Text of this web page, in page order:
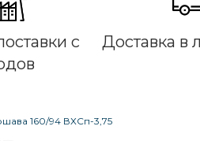
с
Доставка в
160/94 ВХСп-3,75